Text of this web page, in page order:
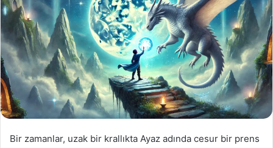
Bir zamanlar, uzak bir krallıkta Ayaz adında cesur bir prens